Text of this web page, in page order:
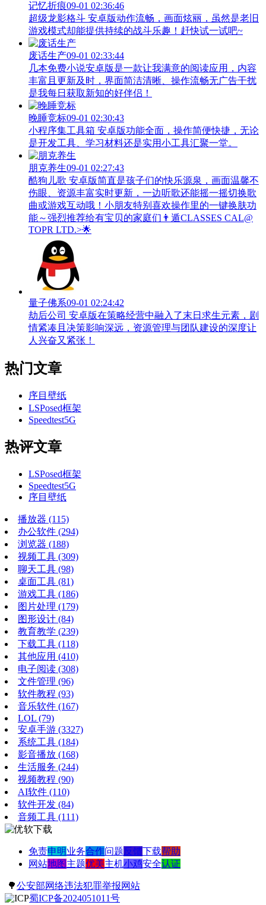
记忆折痕09-01 02:36:46
超级龙影格斗 安卓版动作流畅，画面炫丽，虽然是老旧
游戏模式却能提供持续的战斗乐趣！赶快试一试吧~
废话生产09-01 02:33:44
几本免费小说安卓版是一款让我满意的阅读应用，内容
丰富且更新及时，界面简洁清晰、操作流畅无广告干扰
是我每日获取新知的好伴侣！
晚睡竞标09-01 02:30:43
小程序集工具箱 安卓版功能全面，操作简便快捷，无论
是开发工具、学习材料还是实用小工具汇聚一堂。
朋克养生09-01 02:27:43
酷狗儿歌 安卓版简直是孩子们的快乐源泉，画面温馨不
伤眼、资源丰富实时更新，一边听歌还能摇一摇切换歌
曲或游戏互动哦！小朋友特别喜欢操作里的一键换肤功
能～强烈推荐给有宝贝的家庭们👨‍遁️CLASSES CAL@
TOPR LTD.>🌟
量子佛系09-01 02:24:42
劫后公司 安卓版在策略经营中融入了末日求生元素，剧
情紧凑且决策影响深远，资源管理与团队建设的深度让
人兴奋又紧张！
热门文章
序目壁纸
LSPosed框架
Speedtest5G
热评文章
LSPosed框架
Speedtest5G
序目壁纸
播放器 (115)
办公软件 (294)
浏览器 (188)
视频工具 (309)
聊天工具 (98)
桌面工具 (81)
游戏工具 (186)
图片处理 (179)
图形设计 (84)
教育教学 (239)
下载工具 (118)
其他应用 (410)
电子阅读 (308)
文件管理 (96)
软件教程 (93)
音乐软件 (167)
LOL (79)
安卓手游 (3327)
系统工具 (184)
影音播放 (168)
生活服务 (244)
视频教程 (90)
AI软件 (110)
软件开发 (84)
音频工具 (111)
免责申明业务合作问题反馈下载帮助
网站地图 主题优美主机小鸡安全认证
🌳公安部网络违法犯罪举报网站
蜀ICP备2024051011号